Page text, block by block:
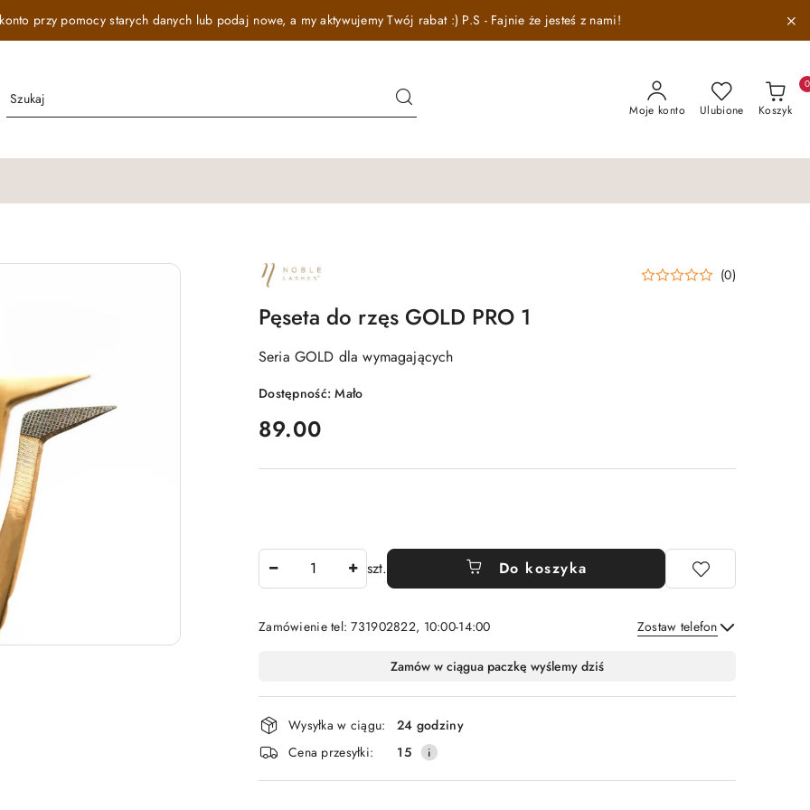
przy pomocy starych danych lub podaj nowe, a my aktywujemy Twój rabat :) P.S - Fajnie że jesteś z nami!
Moje konto Ulubione Koszyk
0
NAZWA
PRODUCENTA:
LASHES
(0)
Pęseta do rzęs GOLD PRO 1
Seria GOLD dla wymagających
Dostępność:Mało
cena:
89.00
szt. Do koszyka
Zamówienie tel: 731902822, 10:00-14:00 Zostaw telefon
i
dostawa
Zamów w ciągua paczkę wyślemy dziś
Wysyłka w ciągu:
24 godziny
Cena przesyłki:
15